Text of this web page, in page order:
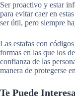
Ser proactivo y estar
para evitar caer en
ser útil, pero siempre
Las estafas con
formas en las que los
confianza de las
manera de protegerse
Te Puede